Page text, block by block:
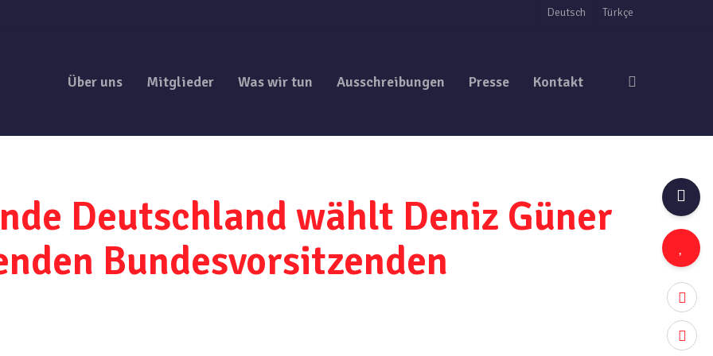
twitter
Deutsch Türkçe
Über uns Mitglieder Was wir tun Ausschreibungen Presse Kontakt
Deutschland wählt Deniz Güner
Bundesvorsitzenden